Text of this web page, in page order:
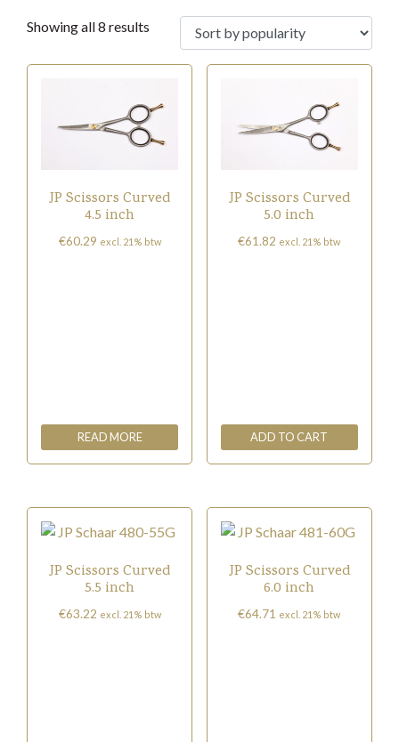
Showing all 8 results
popularity
JP Scissors Curved
4.5 inch
€60.29 excl. 21% btw
READ MORE
JP Scissors Curved
5.0 inch
€61.82 excl. 21% btw
ADD TO CART
JP Scissors Curved
5.5 inch
€63.22 excl. 21% btw
JP Scissors Curved
6.0 inch
€64.71 excl. 21% btw